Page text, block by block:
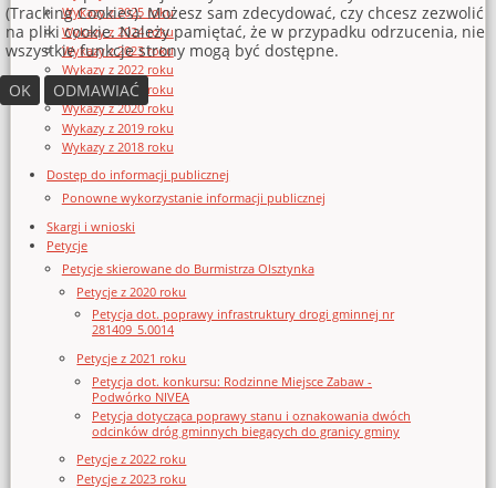
Wykazy z 2025 roku
Wykazy z 2024 roku
Wykazy z 2023 roku
Wykazy z 2022 roku
Wykazy z 2021 roku
Wykazy z 2020 roku
Wykazy z 2019 roku
Wykazy z 2018 roku
Dostęp do informacji publicznej
Ponowne wykorzystanie informacji publicznej
Skargi i wnioski
Petycje
Petycje skierowane do Burmistrza Olsztynka
Petycje z 2020 roku
Petycja dot. poprawy infrastruktury drogi gminnej nr
281409_5.0014
Petycje z 2021 roku
Petycja dot. konkursu: Rodzinne Miejsce Zabaw -
Podwórko NIVEA
Petycja dotycząca poprawy stanu i oznakowania dwóch
odcinków dróg gminnych biegących do granicy gminy
Petycje z 2022 roku
Petycje z 2023 roku
(Tracking Cookies). Możesz sam zdecydować, czy chcesz zezwolić
na pliki cookie. Należy pamiętać, że w przypadku odrzucenia, nie
wszystkie funkcje strony mogą być dostępne.
OK
ODMAWIAĆ